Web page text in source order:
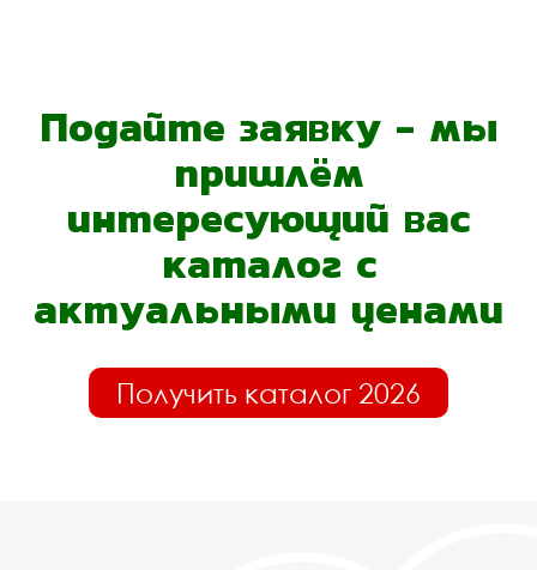
Подайте заявку - мы
пришлём
интересующий вас
каталог с
актуальными ценами
Получить каталог 2026